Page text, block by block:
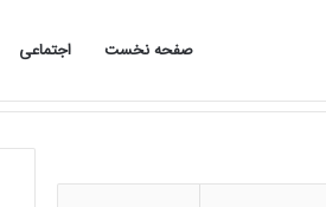
صفحه نخست اجتماعی